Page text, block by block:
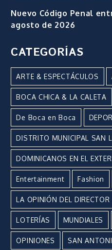
Nuevo Código Penal
agosto de 2026
CATEGORÍAS
ARTE & ESPECTÁCULOS
BOCA CHICA & LA CALETA
De Boca en Boca
DISTRITO MUNICIPAL SAN
DOMINICANOS EN EL
Entertainment Fashion
LA OPINIÓN DEL DIRECTOR
LOTERÍAS MUNDIALES
OPINIONES SAN